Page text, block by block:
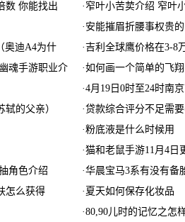
数 你能找出 · 窄叶小苦荬介绍 窄叶
· 安能摧眉折腰事权贵
奥迪A4为什 ·吉利全球鹰价格在3-8
魂手游职业介 ·如何画一个简单的飞
·4月19日0时至24时南
的父亲） ·贷款综合评分不足需
·粉底液是什么时候用
·猫和老鼠手游11月4日
角色介绍 ·华晨宝马3系有没有备
怎么获得 · 夏天如何保存化妆品
·80,90儿时的记忆之怎